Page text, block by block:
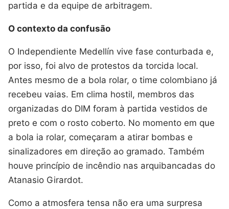
partida e da equipe de arbitragem.
O contexto da confusão
O Independiente Medellín vive fase conturbada e,
por isso, foi alvo de protestos da torcida local.
Antes mesmo de a bola rolar, o time colombiano já
recebeu vaias. Em clima hostil, membros das
organizadas do DIM foram à partida vestidos de
preto e com o rosto coberto. No momento em que
a bola ia rolar, começaram a atirar bombas e
sinalizadores em direção ao gramado. Também
houve princípio de incêndio nas arquibancadas do
Atanasio Girardot.
Como a atmosfera tensa não era uma surpresa